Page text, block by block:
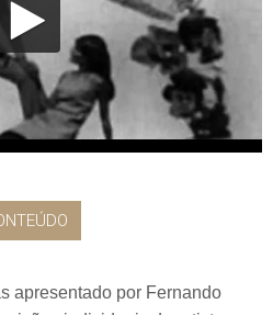
apresentado por Fernando